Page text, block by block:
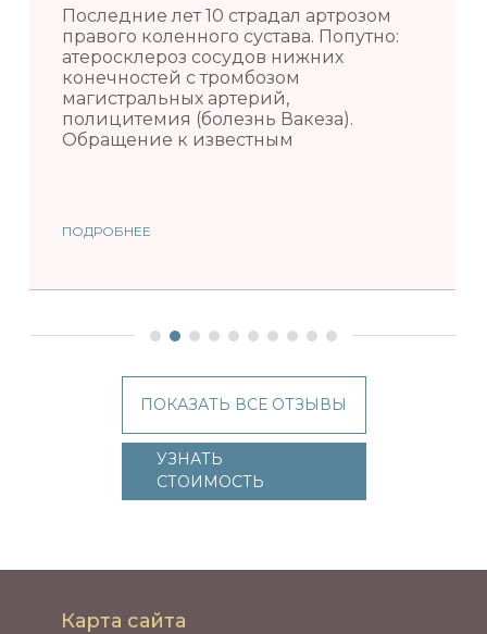
Последние лет 10 страдал артрозом
правого коленного сустава. Попутно:
атеросклероз сосудов нижних
конечностей с тромбозом
магистральных артерий,
полицитемия (болезнь Вакеза).
Обращение к известным
ПОДРОБНЕЕ
ПОКАЗАТЬ ВСЕ ОТЗЫВЫ
УЗНАТЬ
СТОИМОСТЬ
Карта сайта